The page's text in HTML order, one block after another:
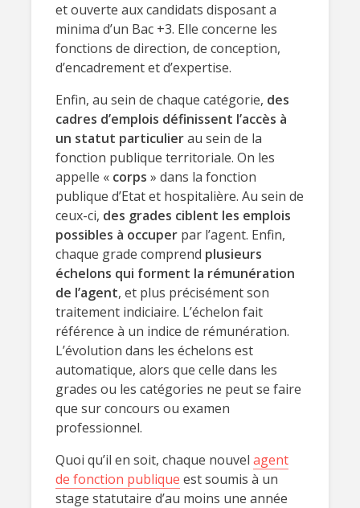
et ouverte aux candidats disposant a
minima d’un Bac +3. Elle concerne les
fonctions de direction, de conception,
d’encadrement et d’expertise.
Enfin, au sein de chaque catégorie, des
cadres d’emplois définissent l’accès à
un statut particulierau sein de la
fonction publique territoriale. On les
appelle « corps » dans la fonction
publique d’Etat et hospitalière. Au sein de
ceux-ci, des grades ciblent les emplois
possibles à occuper par l’agent. Enfin,
chaque grade comprend plusieurs
échelons qui forment la rémunération
de l’agent, et plus précisément son
traitement indiciaire. L’échelon fait
référence à un indice de rémunération.
L’évolution dans les échelons est
automatique, alors que celle dans les
grades ou les catégories ne peut se faire
que sur concours ou examen
professionnel.
Quoi qu’il en soit, chaque nouvel agent
de fonction publique est soumis à un
stage statutaire d’au moins une année